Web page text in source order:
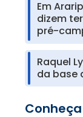
Em
dizem
pré-
Raquel
da base